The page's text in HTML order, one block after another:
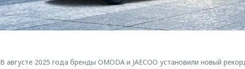
В августе 2025 года бренды OMODA и JAECOO установили новый